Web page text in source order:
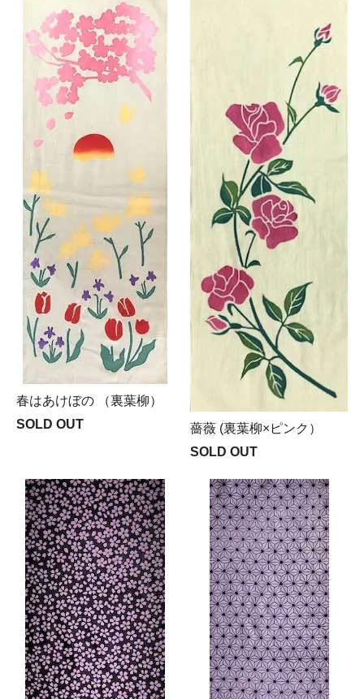
春はあけぼの （裏葉柳）
SOLD OUT
薔薇 (裏葉柳×ピンク）
SOLD OUT